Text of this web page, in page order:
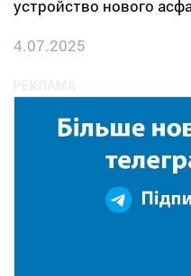
устройство нового
4.07.2025